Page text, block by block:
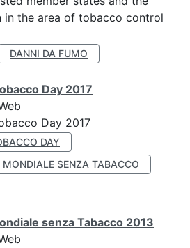
in the area of tobacco control
DANNI DA FUMO
Day 2017
Day 2017
DAY
MONDIALE SENZA TABACCO
senza Tabacco 2013